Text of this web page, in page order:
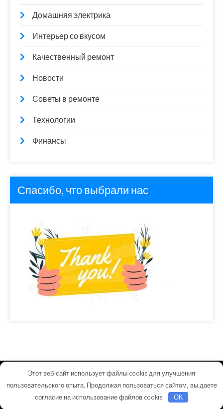
Домашняя электрика
Интерьер со вкусом
Качественный ремонт
Новости
Советы в ремонте
Технологии
Финансы
Спасибо, что выбрали нас
homeuyut.ru - Работает на WordPress
Тема от Grace Themes
Этот веб-сайт использует файлы cookie для улучшения
пользовательского опыта. Продолжая пользоваться сайтом, вы даете
согласие на использование файлов cookie.
OK